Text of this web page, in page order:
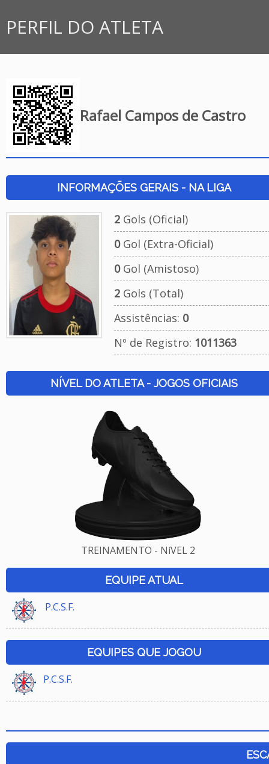
PERFIL DO ATLETA
Rafael Campos de Castro
INFORMAÇÕES GERAIS - NA LIGA
2Gols (Oficial)
0Gol (Extra-Oficial)
0Gol (Amistoso)
2Gols (Total)
Assistências: 0
Nº de Registro: 1011363
NÍVEL DO ATLETA - JOGOS OFICIAIS
TREINAMENTO - NíVEL 2
EQUIPE ATUAL
P.C.S.F.
EQUIPES QUE JOGOU
P.C.S.F.